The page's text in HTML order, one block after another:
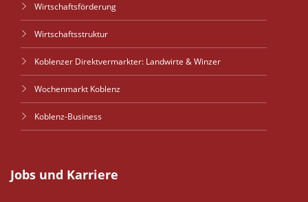
Wirtschaftsförderung
Wirtschaftsstruktur
Koblenzer Direktvermarkter: Landwirte & Winzer
Wochenmarkt Koblenz
Koblenz-Business
Jobs und Karriere